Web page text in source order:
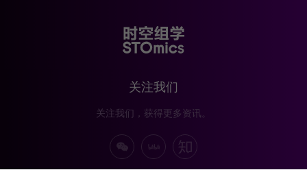
关注我们
关注我们，获得更多资讯。